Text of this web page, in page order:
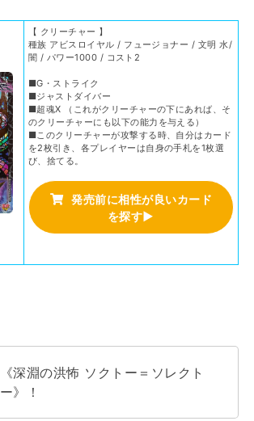
【 クリーチャー 】
種族 アビスロイヤル / フュージョナー / 文明 水/
闇 / パワー1000 / コスト2
■G・ストライク
■ジャストダイバー
■超魂X （これがクリーチャーの下にあれば、そ
のクリーチャーにも以下の能力を与える）
■このクリーチャーが攻撃する時、自分はカード
を2枚引き、各プレイヤーは自身の手札を1枚選
び、捨てる。
発売前に相性が良いカード
を探す▶
《深淵の洪怖 ソクトー＝ソレクト
ー》！